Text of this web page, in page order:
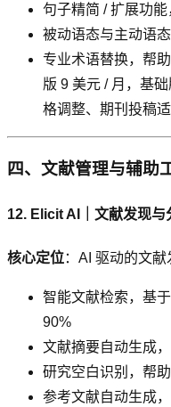
句子精简 / 扩展功
被动语态与主动语
专业术语替换，帮
版 9 美元 / 月，基
格调整、期刊投稿
四、文献管理与辅助
12. Elicit AI｜文献发现与分
核心定位：AI 驱动的文
智能文献检索，基
90%
文献摘要自动生成
研究空白识别，帮
参考文献自动生成